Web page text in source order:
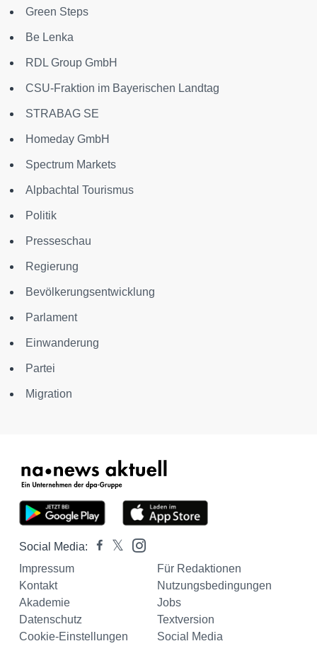
Green Steps
Be Lenka
RDL Group GmbH
CSU-Fraktion im Bayerischen Landtag
STRABAG SE
Homeday GmbH
Spectrum Markets
Alpbachtal Tourismus
Politik
Presseschau
Regierung
Bevölkerungsentwicklung
Parlament
Einwanderung
Partei
Migration
Social Media:
Impressum
Für Redaktionen
Kontakt
Nutzungsbedingungen
Akademie
Jobs
Datenschutz
Textversion
Cookie-Einstellungen
Social Media